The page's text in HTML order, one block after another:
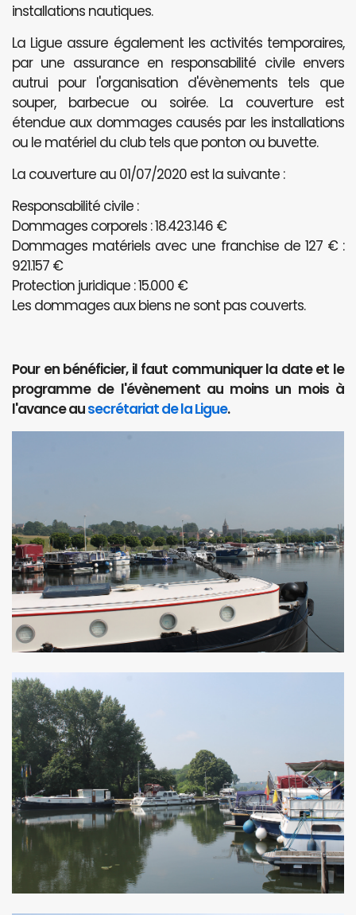
installations nautiques.
La Ligue assure également les activités temporaires,
par une assurance en responsabilité civile envers
autrui pour l'organisation d'évènements tels que
souper, barbecue ou soirée. La couverture est
étendue aux dommages causés par les installations
ou le matériel du club tels que ponton ou buvette.
La couverture au 01/07/2020 est la suivante :
Responsabilité civile :
Dommages corporels : 18.423.146 €
Dommages matériels avec une franchise de 127 € :
921.157 €
Protection juridique : 15.000 €
Les dommages aux biens ne sont pas couverts.
Pour en bénéficier, il faut communiquer la date et le
programme de l'évènement au moins un mois à
l'avance ausecrétariat de la Ligue.